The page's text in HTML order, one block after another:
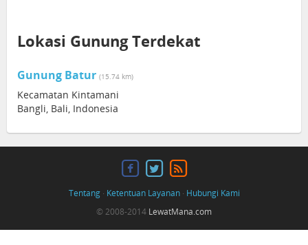
Lokasi Gunung Terdekat
Gunung Batur (15.74 km)
Kecamatan Kintamani
Bangli, Bali, Indonesia
Tentang· Ketentuan Layanan· Hubungi Kami
© 2008-2014 LewatMana.com